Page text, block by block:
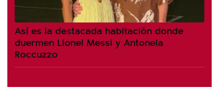
Así es la destacada habitación donde
duermen Lionel Messi y Antonela
Roccuzzo